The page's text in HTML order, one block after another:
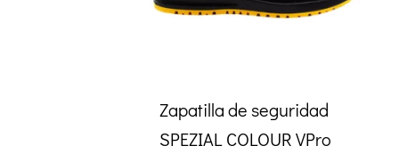
Zapatilla de seguridad
SPEZIAL COLOUR VPro